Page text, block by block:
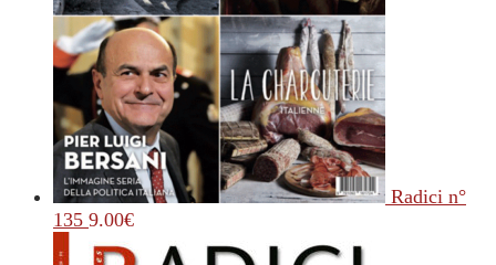
Radici n°
135 9.00€